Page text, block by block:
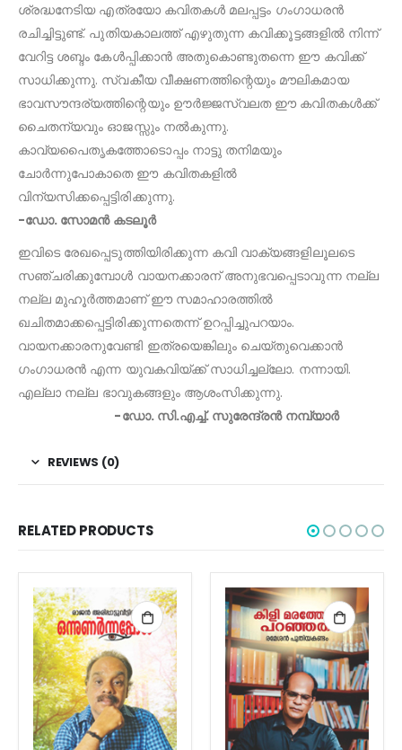
ശ്രദ്ധനേടിയ എത്രയോ കവിതകൾ മലപ്പട്ടം ഗംഗാധരൻ
രചിച്ചിട്ടുണ്ട്. പുതിയകാലത്ത് എഴുതുന്ന കവിക്കൂട്ടങ്ങളിൽ നിന്ന്
വേറിട്ട ശബ്ദം കേൾപ്പിക്കാൻ അതുകൊണ്ടുതന്നെ ഈ കവിക്ക്
സാധിക്കുന്നു. സ്വകീയ വീക്ഷണത്തിന്റെയും മൗലികമായ
ഭാവസൗന്ദര്യത്തിന്റെയും ഊർജ്ജസ്വലത ഈ കവിതകൾക്ക്
ചൈതന്യവും ഓജസ്സും നൽകുന്നു.
കാവ്യപൈതൃകത്തോടൊപ്പം നാട്ടു തനിമയും
ചോർന്നുപോകാതെ ഈ കവിതകളിൽ
വിന്യസിക്കപ്പെട്ടിരിക്കുന്നു.
-ഡോ. സോമൻ കടലൂർ
ഇവിടെ രേഖപ്പെടുത്തിയിരിക്കുന്ന കവി വാക്യങ്ങളിലൂലടെ
സഞ്ചരിക്കുമ്പോൾ വായനക്കാരന് അനുഭവപ്പെടാവുന്ന നല്ല
നല്ല മുഹൂർത്തമാണ് ഈ സമാഹാരത്തിൽ
ഖചിതമാക്കപ്പെട്ടിരിക്കുന്നതെന്ന് ഉറപ്പിച്ചുപറയാം.
വായനക്കാരനുവേണ്ടി ഇത്രയെങ്കിലും ചെയ്തുവെക്കാൻ
ഗംഗാധരൻ എന്ന യുവകവിയ്ക്ക് സാധിച്ചല്ലോ. നന്നായി.
എല്ലാ നല്ല ഭാവുകങ്ങളും ആശംസിക്കുന്നു.
-ഡോ. സി.എച്ച്. സുരേന്ദ്രൻ നമ്പ്യാർ
REVIEWS (0)
RELATED PRODUCTS